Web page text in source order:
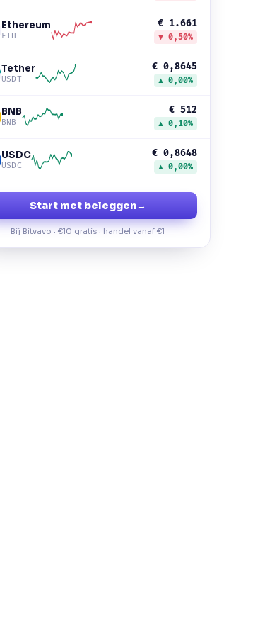
Ethereum
ETH
€ 1.661
▼ 0,50%
Tether
USDT
€ 0,8645
▲ 0,00%
BNB
BNB
€ 512
▲ 0,10%
USDC
USDC
€ 0,8648
▲ 0,00%
Start met beleggen→
Bij Bitvavo · €10 gratis · handel vanaf €1